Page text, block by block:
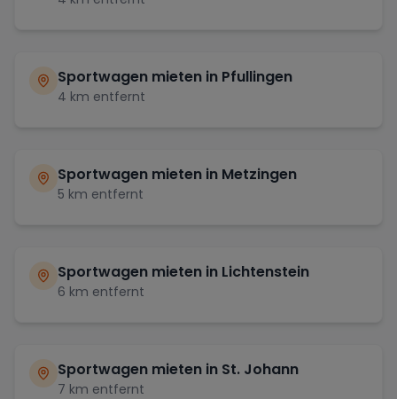
Sportwagen mieten in Pfullingen
4 km entfernt
Sportwagen mieten in Metzingen
5 km entfernt
Sportwagen mieten in Lichtenstein
6 km entfernt
Sportwagen mieten in St. Johann
7 km entfernt